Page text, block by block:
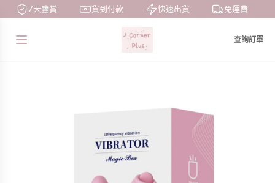
7天鑒賞 貨到付款 快速出貨 免運費
查詢訂單